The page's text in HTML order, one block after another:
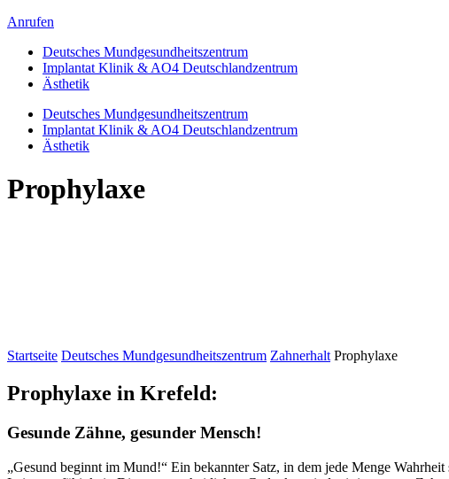
Anrufen
Deutsches Mundgesundheitszentrum
Implantat Klinik & AO4 Deutschlandzentrum
Ästhetik
Deutsches Mundgesundheitszentrum
Implantat Klinik & AO4 Deutschlandzentrum
Ästhetik
Prophylaxe
Startseite Deutsches Mundgesundheitszentrum Zahnerhalt Prophylaxe
Prophylaxe in Krefeld:
Gesunde Zähne, gesunder Mensch!
„Gesund beginnt im Mund!“ Ein bekannter Satz, in dem jede Menge Wahrheit